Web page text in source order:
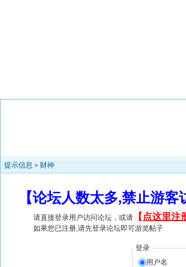
提示信息 » 财神
【论坛人数太多,禁止游
请直接登录用户访问论坛，或请 【 点这里注
如果您已注册,请先登录论坛即可游览帖子
登录
用户名